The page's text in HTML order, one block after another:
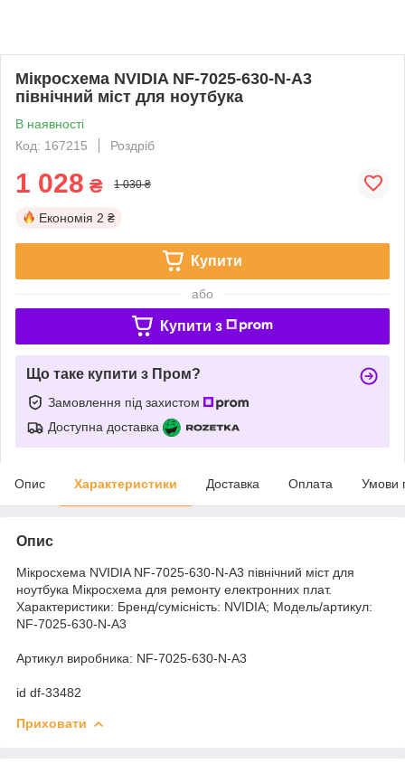
Мікросхема NVIDIA NF-7025-630-N-A3
північний міст для ноутбука
В наявності
Код: 167215
Роздріб
1 028 ₴ 1 030 ₴
Економія 2 ₴
Купити
або
Купити з
Що таке купити з Пром?
Замовлення під захистом
Доступна доставка
Опис Характеристики Доставка Оплата Умови
Опис
Мікросхема NVIDIA NF-7025-630-N-A3 північний міст для
ноутбука Мікросхема для ремонту електронних плат.
Характеристики: Бренд/сумісність: NVIDIA; Модель/артикул:
NF-7025-630-N-A3
Артикул виробника: NF-7025-630-N-A3
id df-33482
Приховати